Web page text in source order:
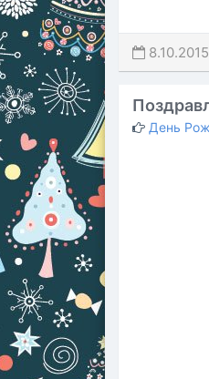
8.10.2015
День